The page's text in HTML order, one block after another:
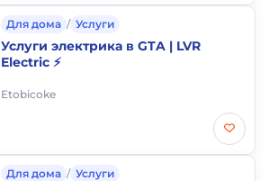
Для дома / Услуги
Услуги электрика в GTA | LVR
Electric ⚡
Etobicoke
Для дома / Услуги